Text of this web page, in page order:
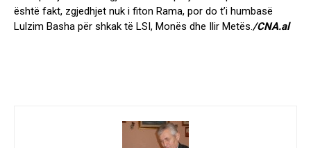
është fakt, zgjedhjet nuk i fiton Rama, por do t’i humbasë
Lulzim Basha për shkak të LSI, Monës dhe Ilir Metës./CNA.al